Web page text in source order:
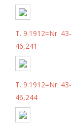
T. 9.1912=Nr. 43-
46,241
T. 9.1912=Nr. 43-
46,244